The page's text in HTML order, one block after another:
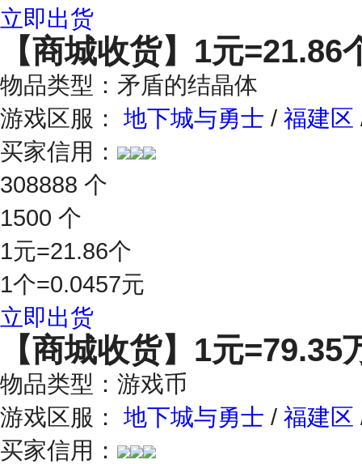
立即出货
【商城收货】 1元=21.86
物品类型：矛盾的结晶体
游戏区服： 地下城与勇士 / 福建区
买家信用：
308888 个
1500 个
1元=21.86个
1个=0.0457元
立即出货
【商城收货】 1元=79.35
物品类型：游戏币
游戏区服： 地下城与勇士 / 福建区
买家信用：